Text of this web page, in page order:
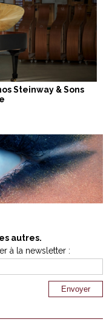
Steinway & Sons
autres.
à la newsletter :